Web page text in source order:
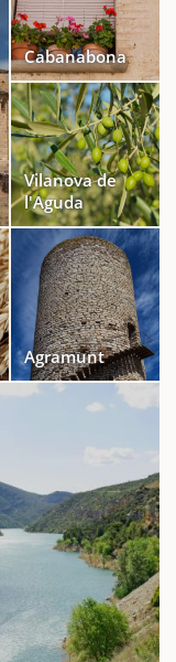
Cabanabona
Vilanova de
l'Aguda
Agramunt